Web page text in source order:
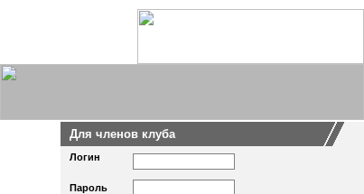
Для членов клуба
Логин
Пароль